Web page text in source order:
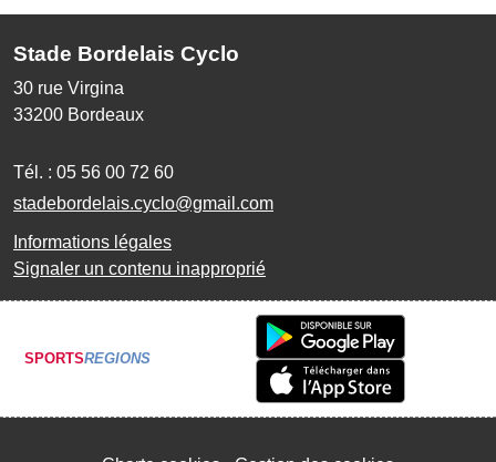
Stade Bordelais Cyclo
30 rue Virgina
33200 Bordeaux
Tél. : 05 56 00 72 60
stadebordelais.cyclo@gmail.com
Informations légales
Signaler un contenu inapproprié
SPORTSREGIONS